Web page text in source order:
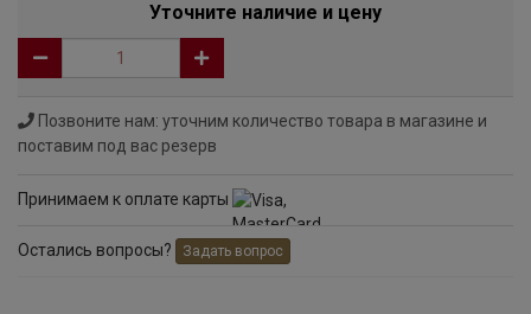
Уточните наличие и цену
Позвоните нам: уточним количество товара в магазине и
поставим под вас резерв
Принимаем к оплате карты
Остались вопросы? Задать вопрос